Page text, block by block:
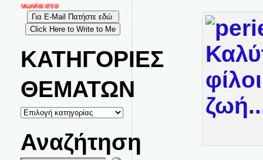
στο
ΚΑΤΗΓΟΡΙΕΣ
ΘΕΜΑΤΩΝ
ΚΑΤΗΓΟΡΙΕΣ
ΘΕΜΑΤΩΝ
Αναζήτηση